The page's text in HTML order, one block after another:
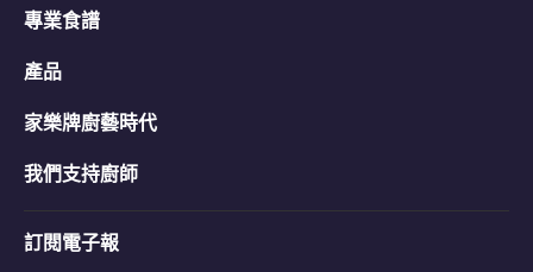
專業食譜
產品
家樂牌廚藝時代
我們支持廚師
訂閱電子報